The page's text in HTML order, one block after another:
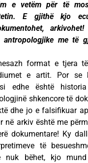
e vetëm për të
E gjithë kjo
antropologjike me të
format e tjera
e artit. Por se
edhe është
shkencore të
dhe jo e falsifikuar
në arkiv është me
dokumentare! Ky
të
nuk bëhet, kjo